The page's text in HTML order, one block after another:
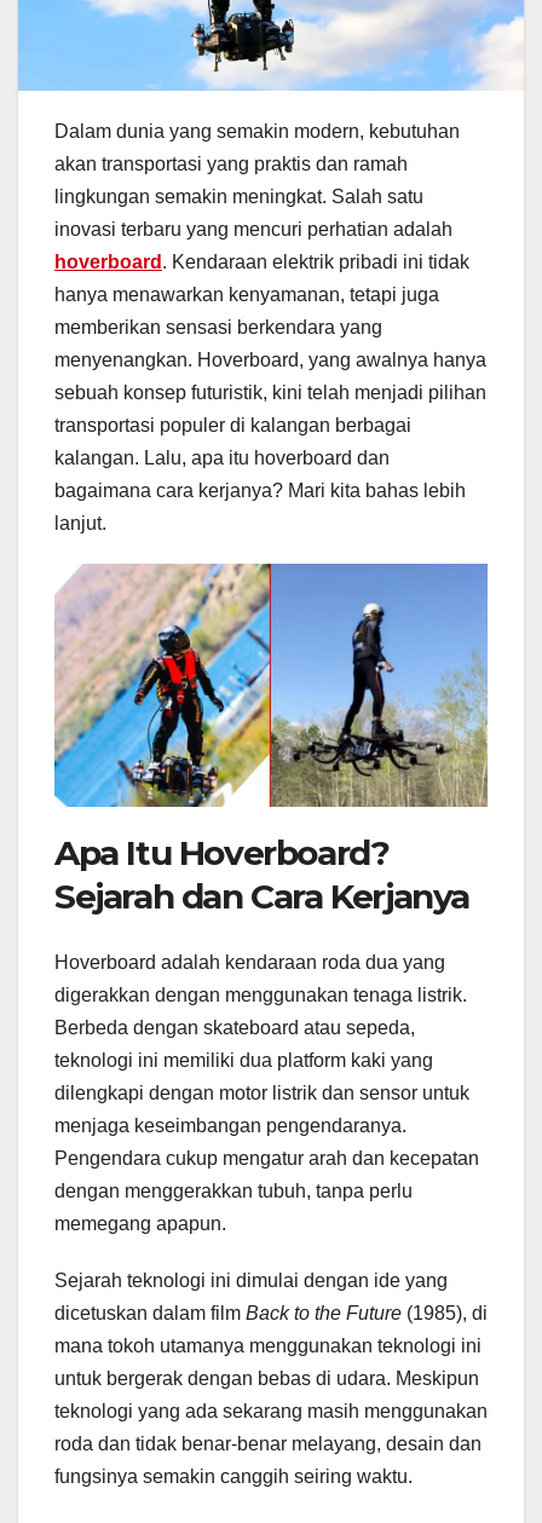
Dalam dunia yang semakin modern, kebutuhan
akan transportasi yang praktis dan ramah
lingkungan semakin meningkat. Salah satu
inovasi terbaru yang mencuri perhatian adalah
hoverboard . Kendaraan elektrik pribadi ini tidak
hanya menawarkan kenyamanan, tetapi juga
memberikan sensasi berkendara yang
menyenangkan. Hoverboard, yang awalnya hanya
sebuah konsep futuristik, kini telah menjadi pilihan
transportasi populer di kalangan berbagai
kalangan. Lalu, apa itu hoverboard dan
bagaimana cara kerjanya? Mari kita bahas lebih
lanjut.
Apa Itu Hoverboard?
Sejarah dan Cara Kerjanya
Hoverboard adalah kendaraan roda dua yang
digerakkan dengan menggunakan tenaga listrik.
Berbeda dengan skateboard atau sepeda,
teknologi ini memiliki dua platform kaki yang
dilengkapi dengan motor listrik dan sensor untuk
menjaga keseimbangan pengendaranya.
Pengendara cukup mengatur arah dan kecepatan
dengan menggerakkan tubuh, tanpa perlu
memegang apapun.
Sejarah teknologi ini dimulai dengan ide yang
dicetuskan dalam film Back to the Future (1985), di
mana tokoh utamanya menggunakan teknologi ini
untuk bergerak dengan bebas di udara. Meskipun
teknologi yang ada sekarang masih menggunakan
roda dan tidak benar-benar melayang, desain dan
fungsinya semakin canggih seiring waktu.